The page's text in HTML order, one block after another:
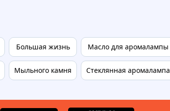
Большая жизнь
Мыльного камня
Масло для аромалампы
Стеклянная аромалампа